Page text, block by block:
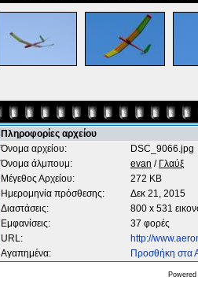
Πληροφορίες αρχείου
Όνομα αρχείου:
DSC_9066.jpg
Όνομα άλμπουμ:
evan / Γλαύξ
Μέγεθος Αρχείου:
272 KB
Ημερομηνία πρόσθεσης:
Δεκ 21, 2015
Διαστάσεις:
800 x 531
Εμφανίσεις:
37 φορές
URL:
http://
Αγαπημένα:
Προσθήκη στα